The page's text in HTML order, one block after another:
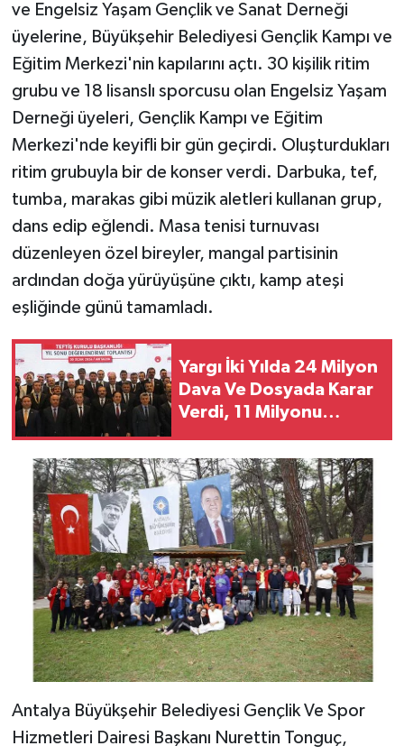
ve Engelsiz Yaşam Gençlik ve Sanat Derneği
üyelerine, Büyükşehir Belediyesi Gençlik Kampı ve
Eğitim Merkezi'nin kapılarını açtı. 30 kişilik ritim
grubu ve 18 lisanslı sporcusu olan Engelsiz Yaşam
Derneği üyeleri, Gençlik Kampı ve Eğitim
Merkezi'nde keyifli bir gün geçirdi. Oluşturdukları
ritim grubuyla bir de konser verdi. Darbuka, tef,
tumba, marakas gibi müzik aletleri kullanan grup,
dans edip eğlendi. Masa tenisi turnuvası
düzenleyen özel bireyler, mangal partisinin
ardından doğa yürüyüşüne çıktı, kamp ateşi
eşliğinde günü tamamladı.
Yargı İki Yılda 24 Milyon
Dava Ve Dosyada Karar
Verdi, 11 Milyonu
Antalya Büyükşehir Belediyesi Gençlik Ve Spor
Hizmetleri Dairesi Başkanı Nurettin Tonguç,